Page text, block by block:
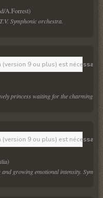
2:20 (O.Demontrond/A.Forrest)
Symphonic orchestra.
9 ou plus) est
princess waiting for the charming
9 ou plus) est
3:00 (J.P Batailley/L.Julia)
growing emotional intensity.